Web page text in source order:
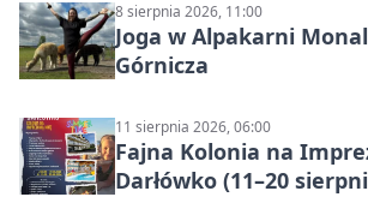
8 sierpnia 2026, 11:00
Joga w Alpakarni
Górnicza
11 sierpnia 2026, 06:00
Fajna Kolonia na
Darłówko (11–20